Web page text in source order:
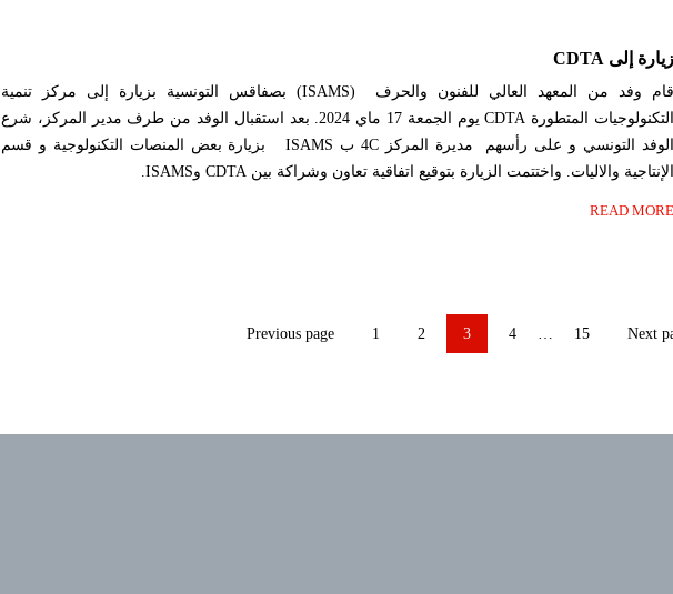
زيارة إلى CDTA
قام وفد من المعهد العالي للفنون والحرف (ISAMS) بصفاقس التونسية بزيارة إلى مركز تنمية
التكنولوجيات المتطورة CDTA يوم الجمعة 17 ماي 2024. بعد استقبال الوفد من طرف مدير المركز، شرع
الوفد التونسي و على رأسهم مديرة المركز 4C ب ISAMS بزيارة بعض المنصات التكنولوجية و قسم
الإنتاجية والاليات. واختتمت الزيارة بتوقيع اتفاقية تعاون وشراكة بين CDTA وISAMS.
READ MORE
Previous page 1 2 3 4 … 15 Next